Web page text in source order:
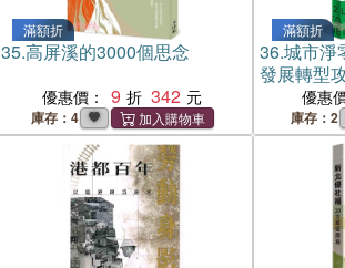
滿額折
35.高屏溪的3000個思念
優惠價： 9 342
庫存：4
滿額折
36.城市淨
發展轉型
優惠
庫存：2